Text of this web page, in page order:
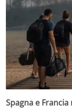
Spagna e